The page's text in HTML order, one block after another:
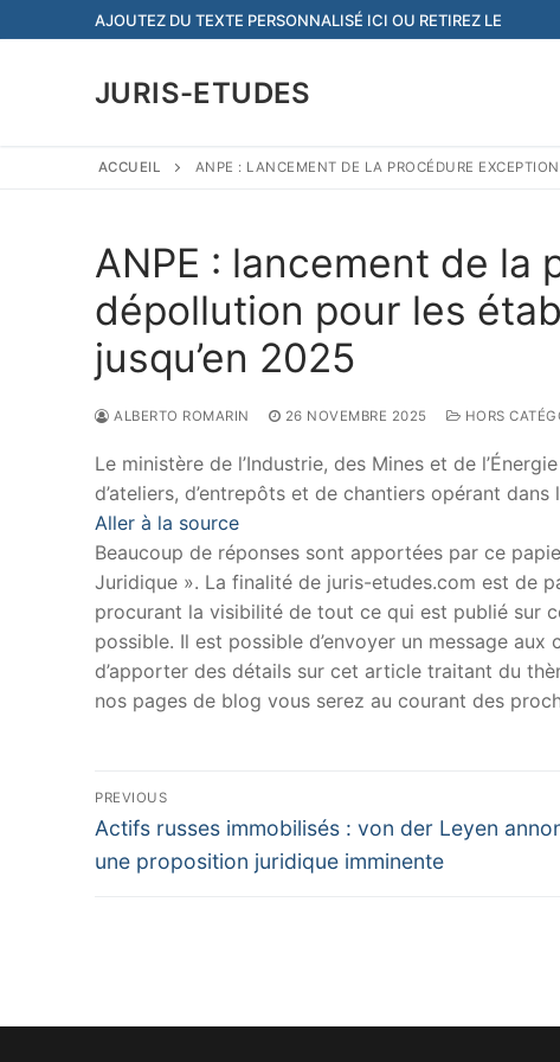
au
AJOUTEZ DU TEXTE PERSONNALISÉ ICI OU RETIREZ LE
JURIS-ETUDES
ACCUEIL ANPE : LANCEMENT DE LA PROCÉDURE
ANPE : lancement de
dépollution pour les
jusqu’en 2025
ALBERTO ROMARIN 26 NOVEMBRE 2025 HORS
Le ministère de l’Industrie, des Mines et de
d’ateliers, d’entrepôts et de chantiers opérant
Aller à la source
Beaucoup de réponses sont apportées par ce
Juridique ». La finalité de juris-etudes.com est de
procurant la visibilité de tout ce qui est publié sur
possible. Il est possible d’envoyer un message
d’apporter des détails sur cet article traitant du
nos pages de blog vous serez au courant des
Navigation
de
l’article
PREVIOUS
Previous
post:
Actifs russes immobilisés : von der Leyen
une proposition juridique imminente